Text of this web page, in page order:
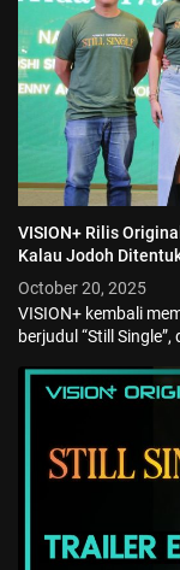
VISION+ Rilis
Kalau Jodoh
October 20, 2025
VISION+ kembali
berjudul “Still